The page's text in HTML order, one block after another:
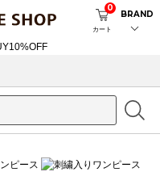
カート
0
BRAND